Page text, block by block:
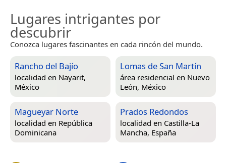
Lugares intrigantes por
descubrir
Conozca lugares fascinantes en cada rincón del mundo.
Rancho del Bajío
localidad en Nayarit,
México
Lomas de San Martín
área residencial en Nuevo
León, México
Magueyar Norte
localidad en República
Dominicana
Prados Redondos
localidad en Castilla-La
Mancha, España